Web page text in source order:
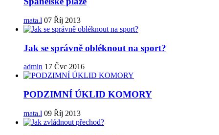
mata.l 07 Říj 2013
Jak se správně obléknout na sport?
admin 17 Čvc 2016
PODZIMNÍ ÚKLID KOMORY
mata.l 09 Říj 2013